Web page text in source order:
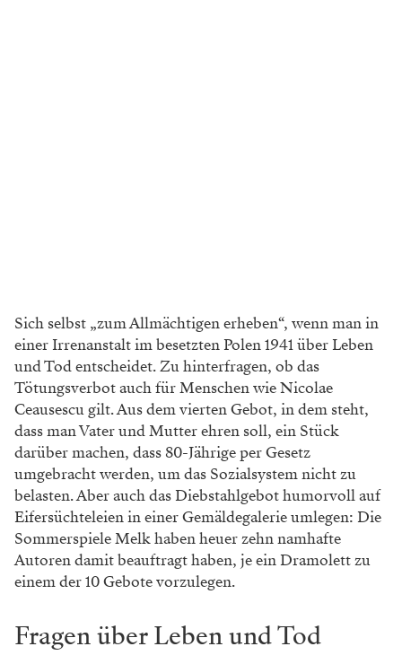
Sich selbst „zum Allmächtigen erheben“, wenn man in
einer Irrenanstalt im besetzten Polen 1941 über Leben
und Tod entscheidet. Zu hinterfragen, ob das
Tötungsverbot auch für Menschen wie Nicolae
Ceausescu gilt. Aus dem vierten Gebot, in dem steht,
dass man Vater und Mutter ehren soll, ein Stück
darüber machen, dass 80-Jährige per Gesetz
umgebracht werden, um das Sozialsystem nicht zu
belasten. Aber auch das Diebstahlgebot humorvoll auf
Eifersüchteleien in einer Gemäldegalerie umlegen: Die
Sommerspiele Melk haben heuer zehn namhafte
Autoren damit beauftragt haben, je ein Dramolett zu
einem der 10 Gebote vorzulegen.
Fragen über Leben und Tod